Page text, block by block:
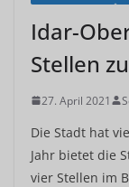
Idar-
Stellen
27. April 2021
Die Stadt hat
Jahr bietet die
vier Stellen im